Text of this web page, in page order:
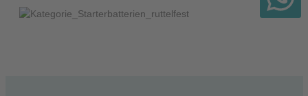
Rüttelfest